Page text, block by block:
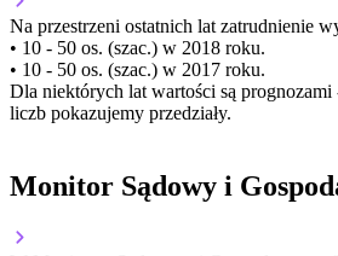
Na przestrzeni ostatnich lat zatrudnienie
• 10 - 50 os. (szac.) w 2018 roku.
• 10 - 50 os. (szac.) w 2017 roku.
Dla niektórych lat wartości są prognozami
liczb pokazujemy przedziały.
Monitor Sądowy i